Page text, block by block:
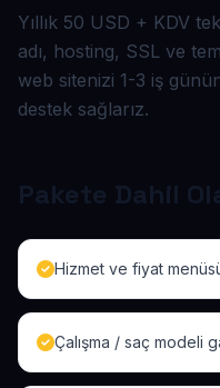
Yıllık 50 USD + KDV
adı, hosting, SSL ve
web sitenizi 1-3 iş
destek sağlarız.
Pakete Dahil
Hizmet ve fiyat
Çalışma / saç modeli